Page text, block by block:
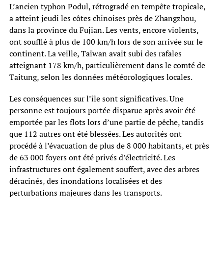
L’ancien typhon Podul, rétrogradé en tempête tropicale,
a atteint jeudi les côtes chinoises près de Zhangzhou,
dans la province du Fujian. Les vents, encore violents,
ont soufflé à plus de 100 km/h lors de son arrivée sur le
continent. La veille, Taïwan avait subi des rafales
atteignant 178 km/h, particulièrement dans le comté de
Taitung, selon les données météorologiques locales.
Les conséquences sur l’île sont significatives. Une
personne est toujours portée disparue après avoir été
emportée par les flots lors d’une partie de pêche, tandis
que 112 autres ont été blessées. Les autorités ont
procédé à l’évacuation de plus de 8 000 habitants, et près
de 63 000 foyers ont été privés d’électricité. Les
infrastructures ont également souffert, avec des arbres
déracinés, des inondations localisées et des
perturbations majeures dans les transports.